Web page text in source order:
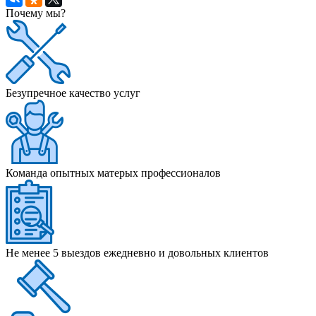
Почему мы?
Безупречное качество услуг
Команда опытных матерых профессионалов
Не менее 5 выездов ежедневно и довольных клиентов